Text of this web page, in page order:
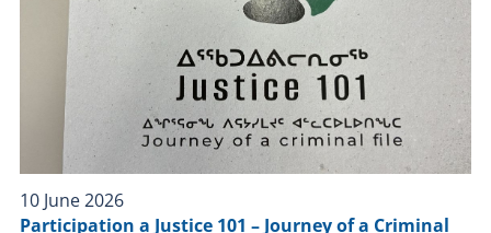
érigé un périmètre de sécurité. Les policiers sont
entrés en contact avec la personne. La personne à
l’intérieur du garage s’est auto-infligé des blessures
graves sans la présence des policiers. La personne a
été transportée en centre hospitalier pour le
traitement de ses blessures graves. Motifs de
décision À la suite des démarches d’enquêtes et des
validations obtenues, la directrice du BEI vient à la
conclusion que les actions et les décisions des
10 June 2026
Participation a Justice 101 – Journey of a Criminal